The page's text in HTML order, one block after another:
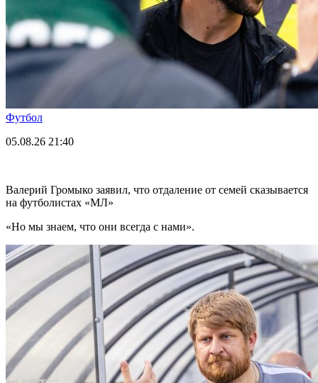
Футбол
05.08.26 21:40
Валерий Громыко заявил, что отдаление от семей сказывается
на футболистах «МЛ»
«Но мы знаем, что они всегда с нами».